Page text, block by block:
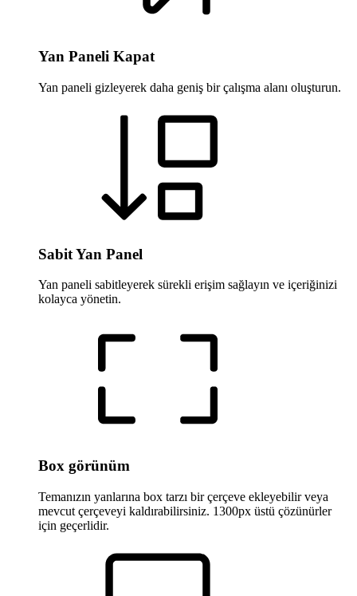
Yan Paneli Kapat
Yan paneli gizleyerek daha geniş bir çalışma alanı oluşturun.
Sabit Yan Panel
Yan paneli sabitleyerek sürekli erişim sağlayın ve içeriğinizi
kolayca yönetin.
Box görünüm
Temanızın yanlarına box tarzı bir çerçeve ekleyebilir veya
mevcut çerçeveyi kaldırabilirsiniz. 1300px üstü çözünürler
için geçerlidir.